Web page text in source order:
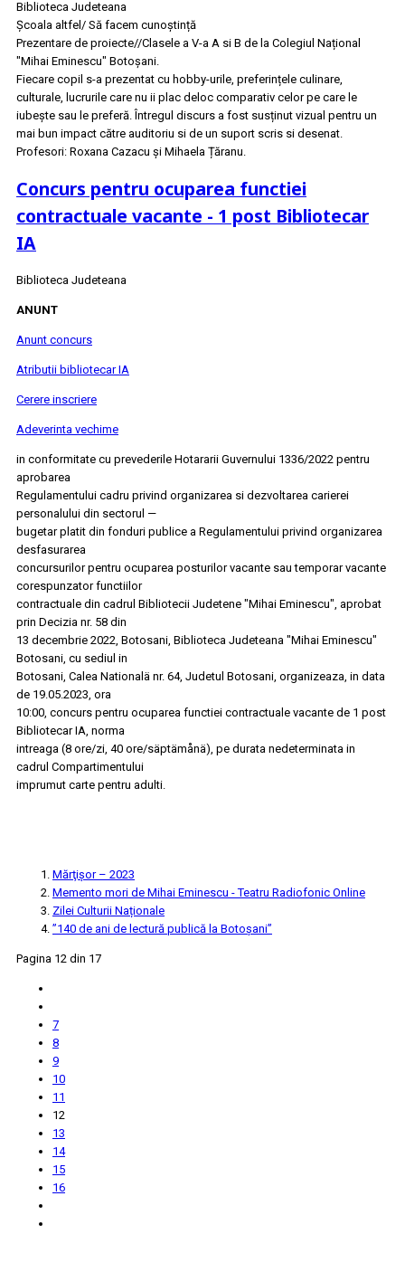
Biblioteca Judeteana
Școala altfel/ Să facem cunoștință
Prezentare de proiecte//Clasele a V-a A si B de la Colegiul Național
"Mihai Eminescu" Botoșani.
Fiecare copil s-a prezentat cu hobby-urile, preferințele culinare,
culturale, lucrurile care nu ii plac deloc comparativ celor pe care le
iubește sau le preferă. Întregul discurs a fost susținut vizual pentru un
mai bun impact către auditoriu si de un suport scris si desenat.
Profesori: Roxana Cazacu și Mihaela Țăranu.
Concurs pentru ocuparea functiei
contractuale vacante - 1 post Bibliotecar
IA
Biblioteca Judeteana
ANUNT
Anunt concurs
Atributii bibliotecar IA
Cerere inscriere
Adeverinta vechime
in conformitate cu prevederile Hotararii Guvernului 1336/2022 pentru
aprobarea
Regulamentului cadru privind organizarea si dezvoltarea carierei
personalului din sectorul —
bugetar platit din fonduri publice a Regulamentului privind organizarea
desfasurarea
concursurilor pentru ocuparea posturilor vacante sau temporar vacante
corespunzator functiilor
contractuale din cadrul Bibliotecii Judetene "Mihai Eminescu", aprobat
prin Decizia nr. 58 din
13 decembrie 2022, Botosani, Biblioteca Judeteana "Mihai Eminescu"
Botosani, cu sediul in
Botosani, Calea Nationalä nr. 64, Judetul Botosani, organizeaza, in data
de 19.05.2023, ora
10:00, concurs pentru ocuparea functiei contractuale vacante de 1 post
Bibliotecar IA, norma
intreaga (8 ore/zi, 40 ore/säptämånä), pe durata nedeterminata in
cadrul Compartimentului
imprumut carte pentru adulti.
Mărţişor – 2023
Memento mori de Mihai Eminescu - Teatru Radiofonic Online
Zilei Culturii Naționale
”140 de ani de lectură publică la Botoșani”
Pagina 12 din 17
7
8
9
10
11
12
13
14
15
16